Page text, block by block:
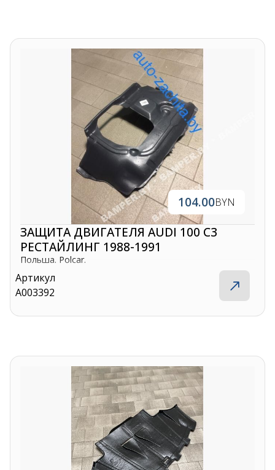
104.00BYN
ЗАЩИТА ДВИГАТЕЛЯ AUDI 100 C3
РЕСТАЙЛИНГ 1988-1991
Польша. Polcar.
Артикул
A003392